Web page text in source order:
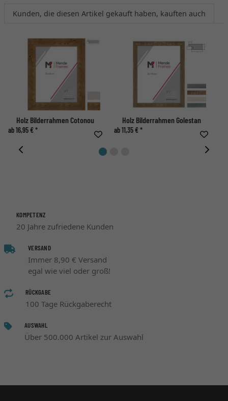
Kunden, die diesen Artikel gekauft haben, kauften auch
Holz Bilderrahmen Cotonou
ab 16,95 € *
Holz Bilderrahmen Golestan
ab 11,35 € *
KOMPETENZ
20 Jahre zufriedene Kunden
VERSAND
Immer 8,90 € Versand
egal wie viel oder groß!
RÜCKGABE
100 Tage Rückgaberecht
AUSWAHL
Über 500.000 Artikel zur Auswahl